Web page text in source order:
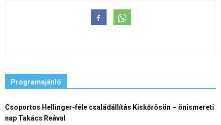
Programajánló
Csoportos Hellinger-féle családállítás Kiskőrösön – önismereti
nap Takács Reával